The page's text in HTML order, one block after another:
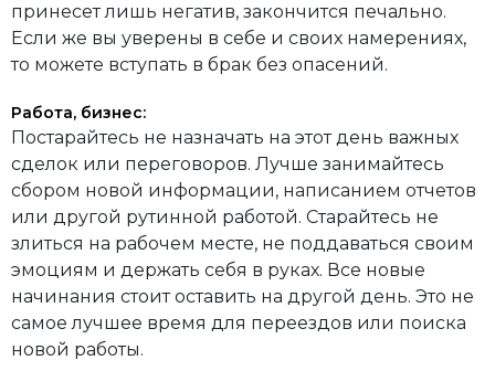
принесет лишь негатив, закончится печально.
Если же вы уверены в себе и своих намерениях,
то можете вступать в брак без опасений.
Работа, бизнес:
Постарайтесь не назначать на этот день важных
сделок или переговоров. Лучше занимайтесь
сбором новой информации, написанием отчетов
или другой рутинной работой. Старайтесь не
злиться на рабочем месте, не поддаваться своим
эмоциям и держать себя в руках. Все новые
начинания стоит оставить на другой день. Это не
самое лучшее время для переездов или поиска
новой работы.